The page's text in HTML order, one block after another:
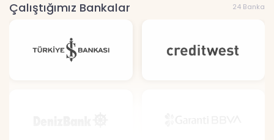
Çalıştığımız Bankalar 24 Banka